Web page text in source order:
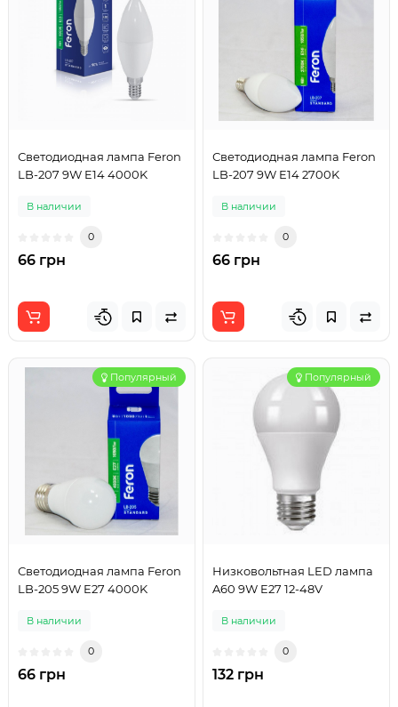
Светодиодная лампа Feron
LB-207 9W E14 4000K
В наличии
0
66 грн
Светодиодная лампа Feron
LB-207 9W E14 2700K
В наличии
0
66 грн
Популярный
Светодиодная лампа Feron
LB-205 9W E27 4000K
В наличии
0
66 грн
Популярный
Низковольтная LED лампа
A60 9W E27 12-48V
В наличии
0
132 грн